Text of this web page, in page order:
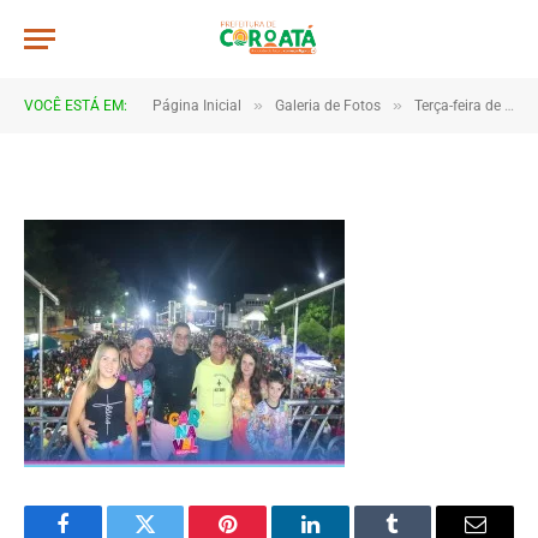
VOCÊ ESTÁ EM: Página Inicial » Galeria de Fotos » Terça-feira de carnaval 2023